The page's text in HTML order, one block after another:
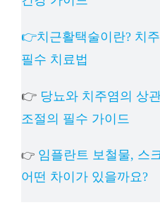
👉치근활택술이란? 치
필수 치료법
👉 당뇨와 치주염의 상
조절의 필수 가이드
👉 임플란트 보철물, 스
어떤 차이가 있을까요?